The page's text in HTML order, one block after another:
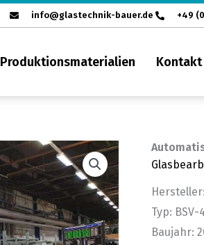
info@glastechnik-bauer.de +49
Produktionsmaterialien Kontakt
Typ: BSV-
Baujahr: